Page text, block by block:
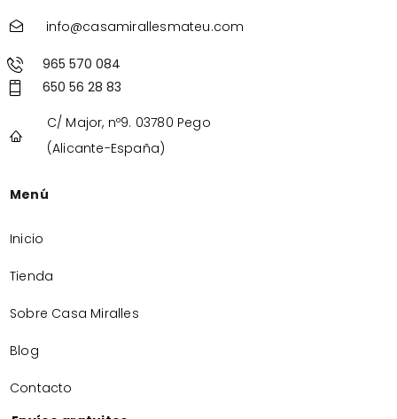
info@casamirallesmateu.com
965 570 084
650 56 28 83
C/ Major, nº9. 03780 Pego
(Alicante-España)
Menú
Inicio
Tienda
Sobre Casa Miralles
Blog
Contacto